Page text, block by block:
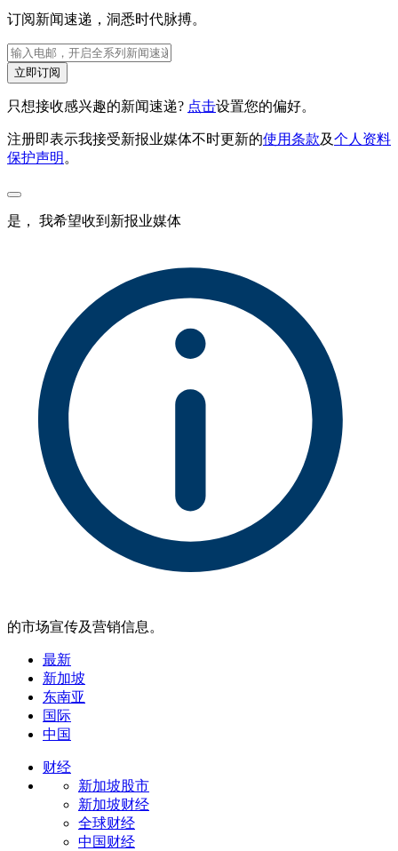
订阅新闻速递，洞悉时代脉搏。
立即订阅
只想接收感兴趣的新闻速递? 点击设置您的偏好。
注册即表示我接受新报业媒体不时更新的使用条款及个人资料
保护声明 。
是， 我希望收到新报业媒体
的市场宣传及营销信息。
最新
新加坡
东南亚
国际
中国
财经
新加坡股市
新加坡财经
全球财经
中国财经